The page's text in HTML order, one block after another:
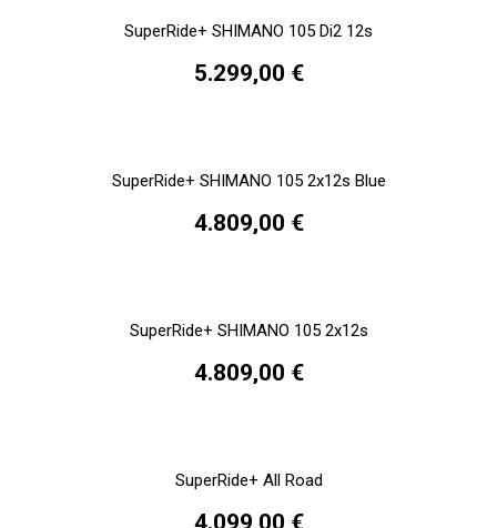
SuperRide+ SHIMANO 105 Di2 12s
5.299,00 €
SuperRide+ SHIMANO 105 2x12s Blue
4.809,00 €
SuperRide+ SHIMANO 105 2x12s
4.809,00 €
SuperRide+ All Road
4.099,00 €